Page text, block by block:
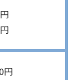
円
円